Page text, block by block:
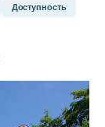
Доступность